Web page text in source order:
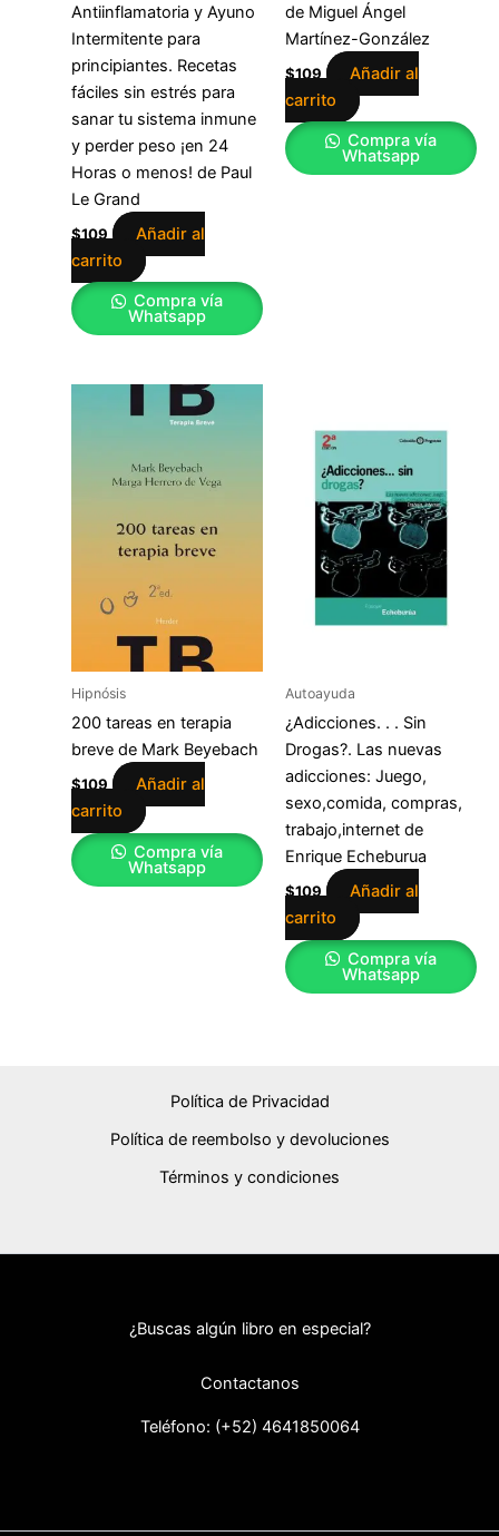
Antiinflamatoria y Ayuno
Intermitente para
principiantes. Recetas
fáciles sin estrés para
sanar tu sistema inmune
y perder peso ¡en 24
Horas o menos! de Paul
Le Grand
$109
Añadir al
carrito
Compra vía
Whatsapp
de Miguel Ángel
Martínez-González
$109
Añadir al
carrito
Compra vía
Whatsapp
Hipnósis
200 tareas en terapia
breve de Mark Beyebach
$109
Añadir al
carrito
Compra vía
Whatsapp
Autoayuda
¿Adicciones. . . Sin
Drogas?. Las nuevas
adicciones: Juego,
sexo,comida, compras,
trabajo,internet de
Enrique Echeburua
$109
Añadir al
carrito
Compra vía
Whatsapp
Política de Privacidad
Política de reembolso y devoluciones
Términos y condiciones
¿Buscas algún libro en especial?
Contactanos
Teléfono: (+52) 4641850064